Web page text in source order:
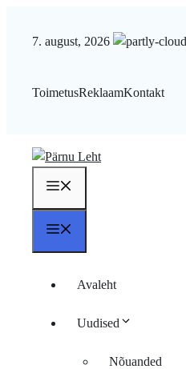
7. august, 2026
ToimetusReklaamKontakt
Avaleht
Uudised
Nõuanded